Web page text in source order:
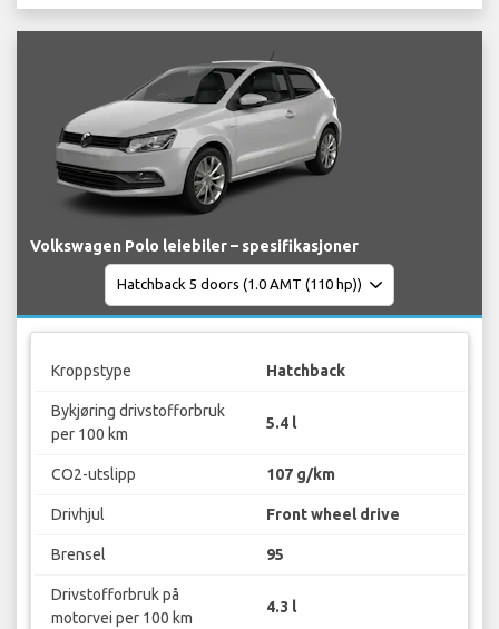
Volkswagen Polo leiebiler – spesifikasjoner
Kroppstype Hatchback
Bykjøring drivstofforbruk
per 100 km
5.4 l
CO2-utslipp 107 g/km
Drivhjul Front wheel drive
Brensel 95
Drivstofforbruk på
motorvei per 100 km
4.3 l